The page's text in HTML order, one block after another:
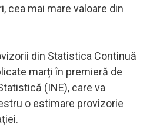
cea mai mare valoare din
din Statistica Continuă
marți în premieră de
(INE), care va
o estimare provizorie